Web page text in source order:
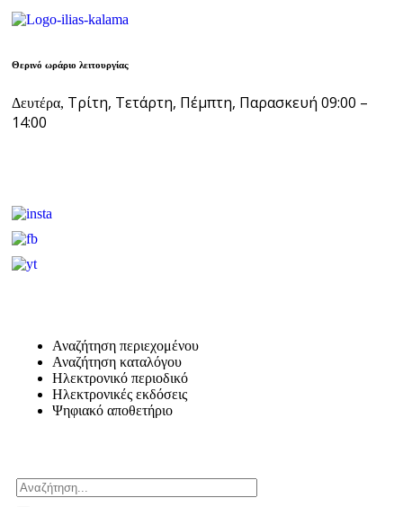
Θερινό ωράριο λειτουργίας
Δευτέρα, Τρίτη, Τετάρτη, Πέμπτη, Παρασκευή 09:00 –
14:00
Αναζήτηση περιεχομένου
Αναζήτηση καταλόγου
Ηλεκτρονικό περιοδικό
Ηλεκτρονικές εκδόσεις
Ψηφιακό αποθετήριο